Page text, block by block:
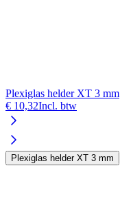
Plexiglas helder XT 3 mm
€ 10,32Incl. btw
Plexiglas helder XT 3 mm